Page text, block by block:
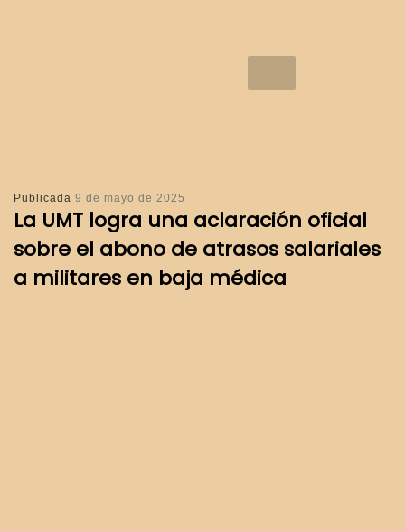
Publicada 9 de mayo de 2025
La UMT logra una aclaración oficial
sobre el abono de atrasos salariales
a militares en baja médica